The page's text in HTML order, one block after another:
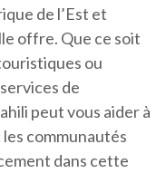
de l’Est et
offre. Que ce soit
ou
de
peut vous aider à
communautés
dans cette